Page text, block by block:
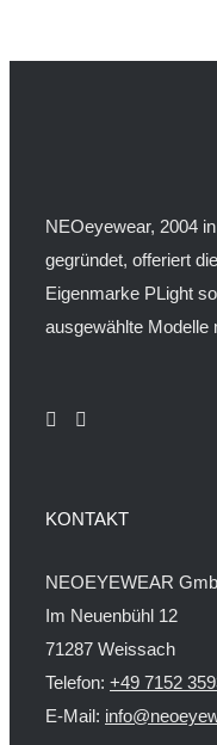
NEOeyewear, 2004
gegründet, offeriert
Eigenmarke PLight
ausgewählte Modelle
KONTAKT
NEOEYEWEAR
Im Neuenbühl 12
71287 Weissach
Telefon: +49 7152
E-Mail: